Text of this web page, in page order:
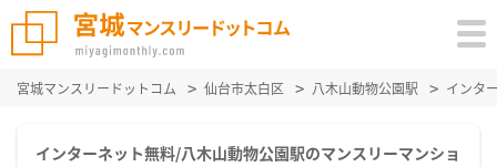
宮城マンスリードットコム 仙台市太白区 八木山動物公園駅 インタ
インターネット無料/八木山動物公園駅のマンスリーマンショ